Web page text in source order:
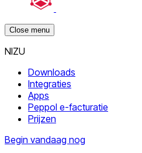
Close menu
NIZU
Downloads
Integraties
Apps
Peppol e-facturatie
Prijzen
Begin vandaag nog